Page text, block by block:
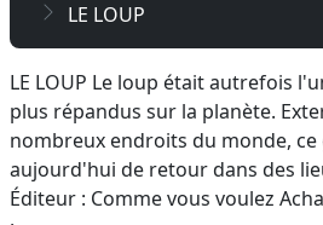
LE LOUP
LE LOUP Le loup était autrefois
plus répandus sur la planète.
nombreux endroits du monde,
aujourd'hui de retour dans des
Éditeur : Comme vous voulez